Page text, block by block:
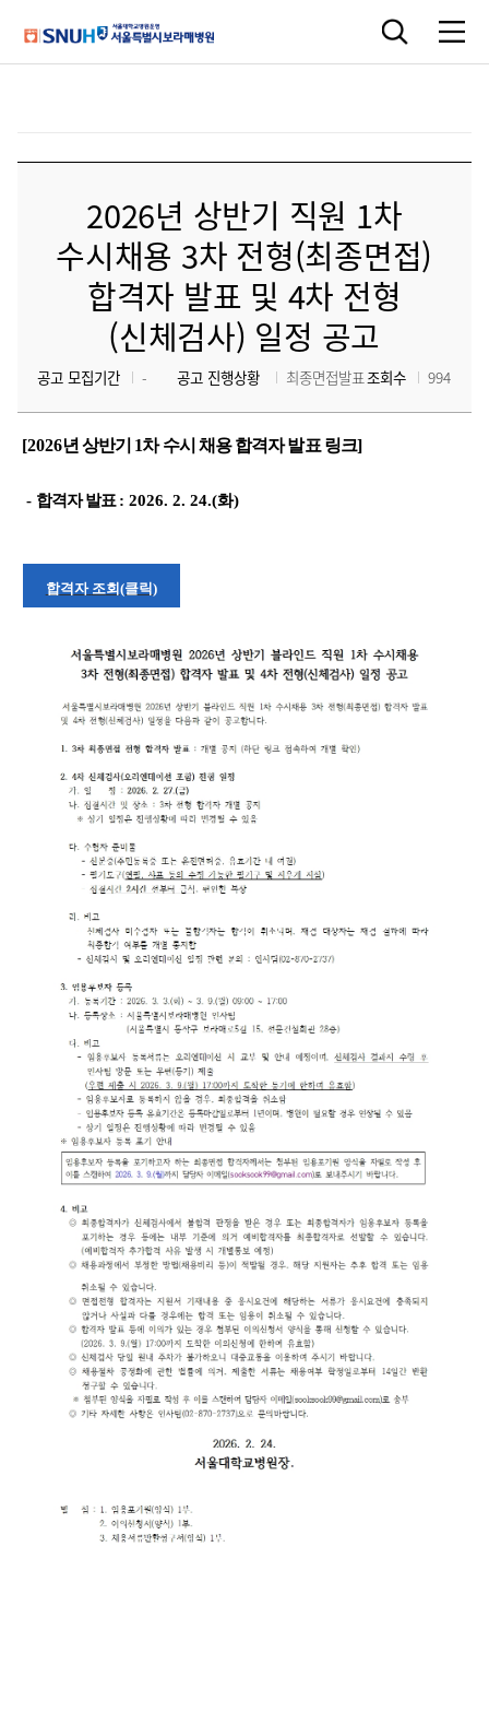
2026년 상반기 직원 1차
수시채용 3차 전형(최종면접)
합격자 발표 및 4차 전형
(신체검사) 일정 공고
공고 모집기간 - 공고 진행상황 최종면접발표 조회수 994
[2026년 상반기 1차 수시 채용 합격자 발표 링크]
- 합격자 발표 : 2026. 2. 24.(화)
합격 자 조회 (클릭)